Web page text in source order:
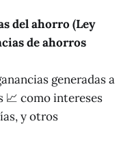
del ahorro (Ley
de ahorros
generadas a
📈 como intereses
y otros